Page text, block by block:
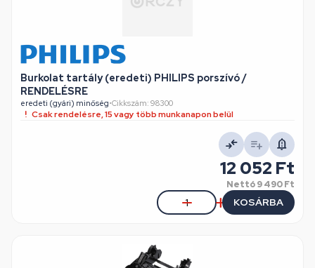
Burkolat tartály (eredeti) PHILIPS porszívó /
RENDELÉSRE
eredeti (gyári) minőség•Cikkszám: 98300
Csak rendelésre, 15 vagy több munkanapon belül
12 052 Ft
Nettó9 490 Ft
KOSÁRBA